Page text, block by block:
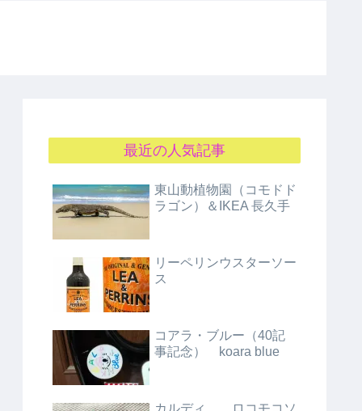
最近の人気記事
東山動植物園（コモドド
ラゴン）＆IKEA 長久手
リーペリンウスターソー
ス
コアラ・ブルー（40記
事記念） koara blue
カルディ ロコモコソ